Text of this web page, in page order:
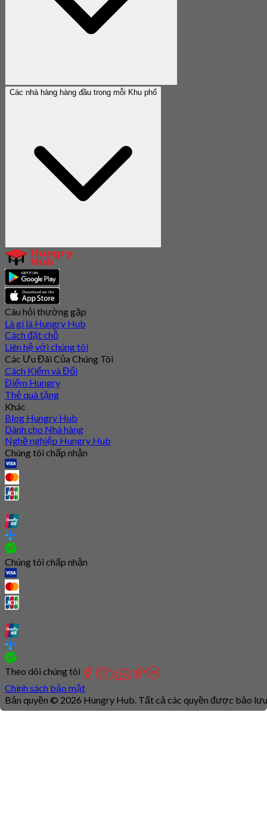
Các nhà hàng hàng đầu trong mỗi Khu phố
Câu hỏi thường gặp
Là gì là Hungry Hub
Cách đặt chỗ
Liên hệ với chúng tôi
Các Ưu Đãi Của Chúng Tôi
Cách Kiếm và Đổi
Điểm Hungry
Thẻ quà tặng
Khác
Blog Hungry Hub
Dành cho Nhà hàng
Nghề nghiệp Hungry Hub
Chúng tôi chấp nhận
Chúng tôi chấp nhận
Theo dõi chúng tôi
Chính sách bảo mật
Bản quyền © 2026 Hungry Hub. Tất cả các quyền được bảo
Connection